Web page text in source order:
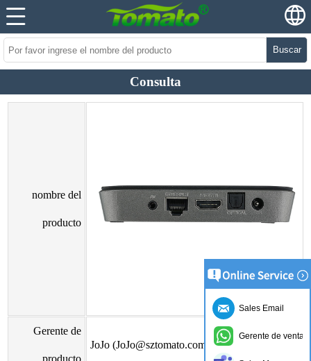
Buscar
Consulta
nombre del
producto
Gerente de
producto
JoJo (JoJo@sztomato.com)
Sales Email
Gerente de ventas